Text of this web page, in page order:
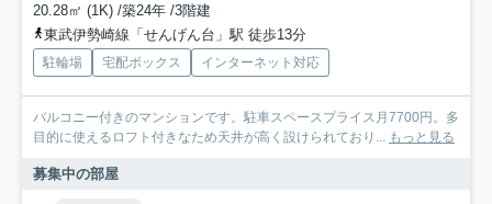
20.28㎡ (1K) /築24年 /3階建
東武伊勢崎線「せんげん台」駅 徒歩13分
駐輪場 宅配ボックス インターネット対応
バルコニー付きのマンションです。駐車スペースプライス月7700円。多
目的に使えるロフト付きなため天井が高く設けられており... もっと見る
募集中の部屋